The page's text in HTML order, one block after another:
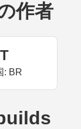
作者
: BR